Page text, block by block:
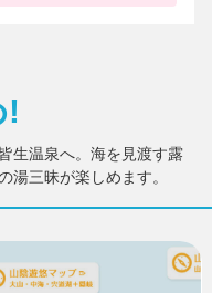
!
生温泉へ。海を見渡す露
湯三昧が楽しめます。